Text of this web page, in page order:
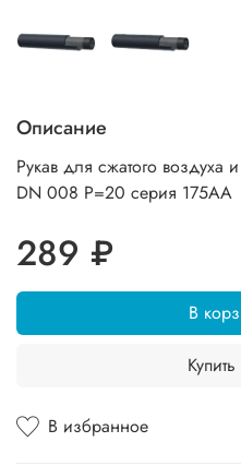
В избранное
Описание
Рукав для сжатого
DN 008 Р=20 серия 175AA
289 ₽
В